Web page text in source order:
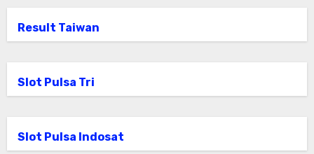
Result Taiwan
Slot Pulsa Tri
Slot Pulsa Indosat